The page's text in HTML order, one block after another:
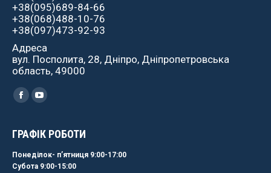
+38(095)689-84-66
+38(068)488-10-76
+38(097)473-92-93
Адреса
вул. Посполита, 28, Дніпро, Дніпропетровська
область, 49000
Найдите нас:
Facebook
YouTube
ГРАФІК РОБОТИ
Понеділок- пʼятниця 9:00-17:00
Субота 9:00-15:00